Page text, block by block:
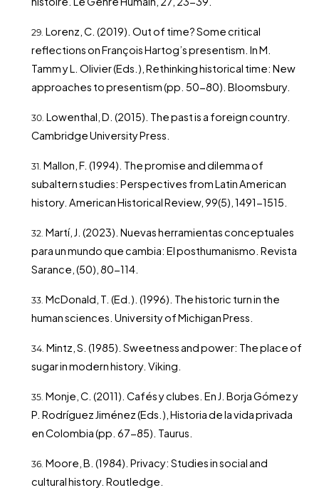
Lorenz, C. (2019). Out of time? Some critical
reflections on François Hartog’s presentism. In M.
Tamm y L. Olivier (Eds.), Rethinking historical time: New
approaches to presentism (pp. 50-80). Bloomsbury.
Lowenthal, D. (2015). The past is a foreign country.
Cambridge University Press.
Mallon, F. (1994). The promise and dilemma of
subaltern studies: Perspectives from Latin American
history. American Historical Review, 99(5), 1491-1515.
Martí, J. (2023). Nuevas herramientas conceptuales
para un mundo que cambia: El posthumanismo. Revista
Sarance, (50), 80-114.
McDonald, T. (Ed.). (1996). The historic turn in the
human sciences. University of Michigan Press.
Mintz, S. (1985). Sweetness and power: The place of
sugar in modern history. Viking.
Monje, C. (2011). Cafés y clubes. En J. Borja Gómez y
P. Rodríguez Jiménez (Eds.), Historia de la vida privada
en Colombia (pp. 67-85). Taurus.
Moore, B. (1984). Privacy: Studies in social and
cultural history. Routledge.